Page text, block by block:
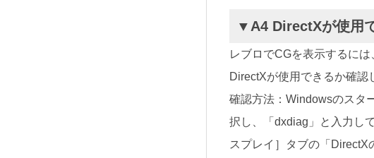
▼A4 DirectXが使用
レブロでCGを表示するに
DirectXが使用できるか確認
確認方法：Windowsのスタ
択し、「dxdiag」と入力し
スプレイ］タブの「DirectX